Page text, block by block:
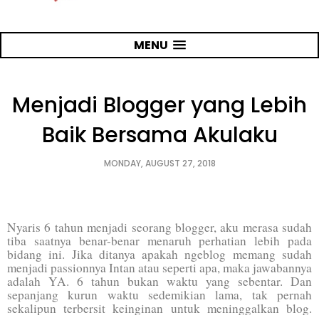
MENU
Menjadi Blogger yang Lebih
Baik Bersama Akulaku
MONDAY, AUGUST 27, 2018
Nyaris 6 tahun menjadi seorang blogger, aku merasa sudah
tiba saatnya benar-benar menaruh perhatian lebih pada
bidang ini. Jika ditanya apakah ngeblog memang sudah
menjadi passionnya Intan atau seperti apa, maka jawabannya
adalah YA. 6 tahun bukan waktu yang sebentar. Dan
sepanjang kurun waktu sedemikian lama, tak pernah
sekalipun terbersit keinginan untuk meninggalkan blog.